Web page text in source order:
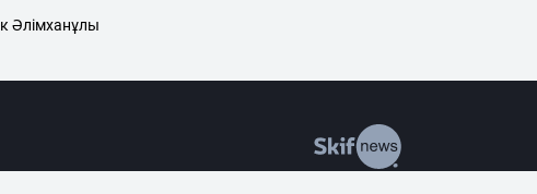
Әлімханұлы